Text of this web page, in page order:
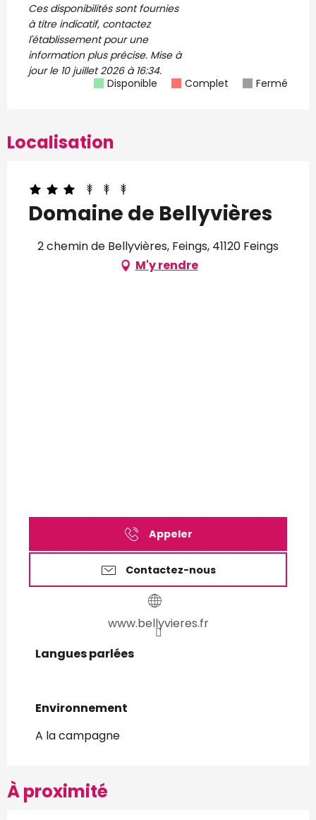
Ces disponibilités sont fournies
à titre indicatif, contactez
l'établissement pour une
information plus précise. Mise à
jour le10 juillet 2026 à 16:34.
Disponible
Complet Fermé
Localisation
Domaine de Bellyvières
2 chemin de Bellyvières, Feings, 41120 Feings
M'y rendre
Appeler
Contactez-nous
www.bellyvieres.fr
Langues parlées
Langues parlées
Environnement
Environnement
A la campagne
À proximité